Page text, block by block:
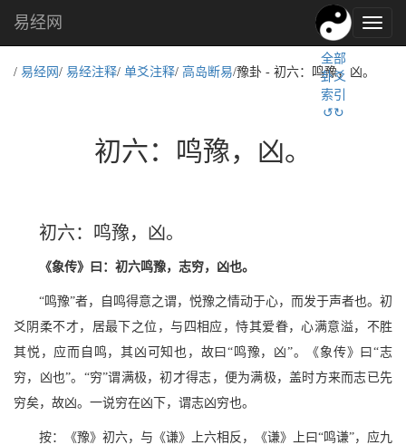
易
经
易经网
全部
卦爻
索引
↺↻
/ 易经网 / 易经注释/ 单爻注释/ 高岛断易/豫卦 - 初六：鸣豫，凶。
初六：鸣豫，凶。
初六：鸣豫，凶。
《象传》曰：初六鸣豫，志穷，凶也。
“鸣豫”者，自鸣得意之谓，悦豫之情动于心，而发于声者也。初
爻阴柔不才，居最下之位，与四相应，恃其爱眷，心满意溢，不胜
其悦，应而自鸣，其凶可知也，故曰“鸣豫，凶”。《象传》曰“志
穷，凶也”。“穷”谓满极，初才得志，便为满极，盖时方来而志已先
穷矣，故凶。一说穷在凶下，谓志凶穷也。
按：《豫》初六，与《谦》上六相反，《谦》上曰“鸣谦”，应九